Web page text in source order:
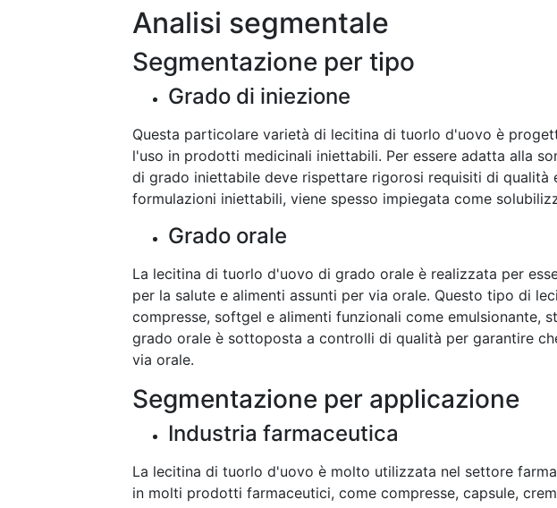
Analisi segmentale
Segmentazione per tipo
Grado di iniezione
Questa particolare varietà di lecitina di tuorlo d'uovo è
l'uso in prodotti medicinali iniettabili. Per essere adatta alla
di grado iniettabile deve rispettare rigorosi requisiti di qualità
formulazioni iniettabili, viene spesso impiegata come
Grado orale
La lecitina di tuorlo d'uovo di grado orale è realizzata per
per la salute e alimenti assunti per via orale. Questo tipo di
compresse, softgel e alimenti funzionali come emulsionante,
grado orale è sottoposta a controlli di qualità per garantire
via orale.
Segmentazione per applicazione
Industria farmaceutica
La lecitina di tuorlo d'uovo è molto utilizzata nel settore
in molti prodotti farmaceutici, come compresse, capsule,